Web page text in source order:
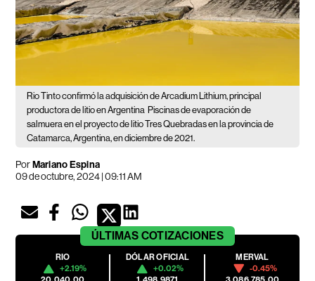
Rio Tinto confirmó la adquisición de Arcadium Lithium, principal
productora de litio en Argentina Piscinas de evaporación de
salmuera en el proyecto de litio Tres Quebradas en la provincia de
Catamarca, Argentina, en diciembre de 2021.
PorMariano Espina
09 de octubre, 2024 | 09:11 AM
ÚLTIMAS COTIZACIONES
RIO
+2.19%
DÓLAR OFICIAL
+0.02%
MERVAL
-0.45%